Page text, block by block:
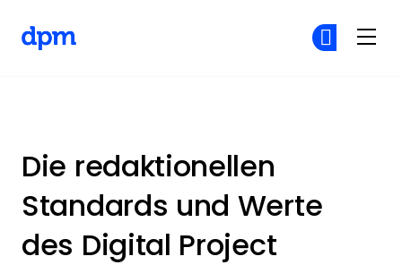
Die redaktionellen
Standards und Werte
des Digital Project